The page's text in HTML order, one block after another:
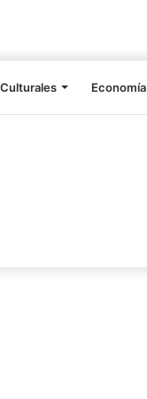
Culturales Economía